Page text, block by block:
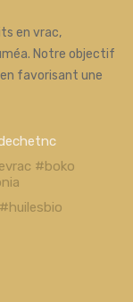
en vrac,
Notre objectif
favorisant une
#boko